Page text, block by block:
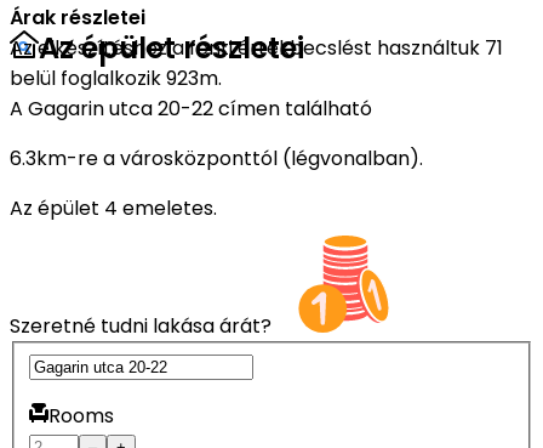
Árak részletei
Az elkészítéshez a fenti értékbecslést használtuk 71
belül foglalkozik 923m.
Az épület részletei
A Gagarin utca 20-22 címen található
6.3km-re a városközponttól (légvonalban).
Az épület 4 emeletes.
Szeretné tudni lakása árát?
Rooms